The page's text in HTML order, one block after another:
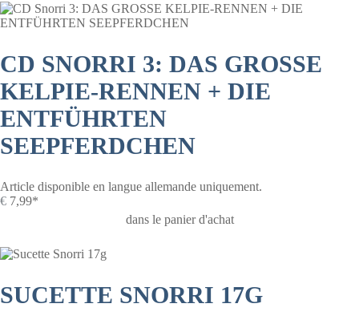
CD SNORRI 3: DAS GROSSE
KELPIE-RENNEN + DIE
ENTFÜHRTEN
SEEPFERDCHEN
Article disponible en langue allemande uniquement.
€ 7,99*
dans le panier d'achat
SUCETTE SNORRI 17G